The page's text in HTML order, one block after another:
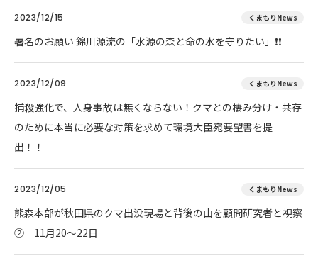
2023/12/15 くまもりNews
署名のお願い 錦川源流の「水源の森と命の水を守りたい」❗❗
2023/12/09 くまもりNews
捕殺強化で、人身事故は無くならない！クマとの棲み分け・共存
のために本当に必要な対策を求めて環境大臣宛要望書を提
出！！
2023/12/05 くまもりNews
熊森本部が秋田県のクマ出没現場と背後の山を顧問研究者と視察
② 11月20～22日